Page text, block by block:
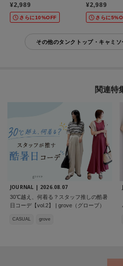
¥2,989
さらに10%OFF
¥2,989
さらに
その他のタンクトップ・キャミ
関連特
JOURNAL | 2026.08.07
30℃越え、何着る？スタッフ推しの酷暑
日コーデ【vol.2】 | grove（グローブ）
CASUAL grove